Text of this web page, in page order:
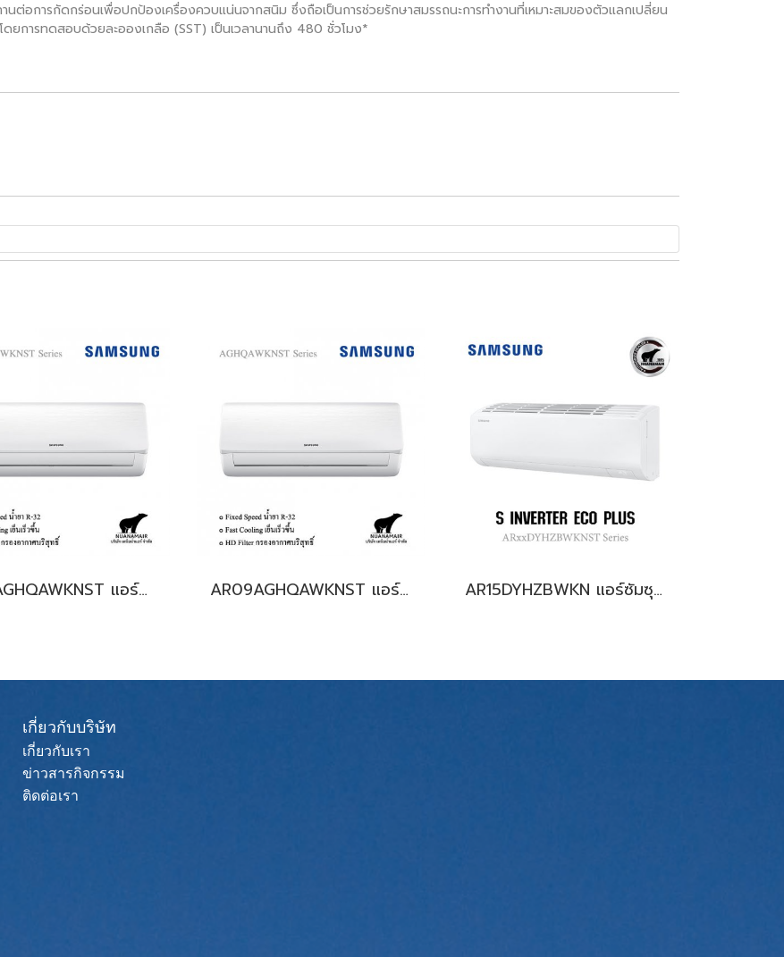
ต่อการกัดกร่อนเพื่อปกป้องเครื่องควบแน่นจากสนิม ซึ่งถือเป็นการช่วยรักษาสมรรถนะการทำงานที่เหมาะสมของตัวแลกเปลี่ยน
ยการทดสอบด้วยละอองเกลือ (SST) เป็นเวลานานถึง 480 ชั่วโมง*
AR12AGHQAWKNST แอร์ซัมซุง (SAMSUNG) Fixed Speed R32 12,000 BTU. พร้อมบริการติดตั้ง AR09AGHQAWKNST แอร์ซัมซุง (SAMSUNG) Fixed Speed R32 9,000 BTU. พร้อมบริการติดตั้ง AR15DYHZBWKN แอร์ซัมซุง (SAMSUNG) S-Inverter Eco Plus R32 14,500 BTU. พร้อมบริการติดตั้ง
เกี่ยวกับบริษัท
เกี่ยวกับเรา
ข่าวสารกิจกรรม
ติดต่อเรา